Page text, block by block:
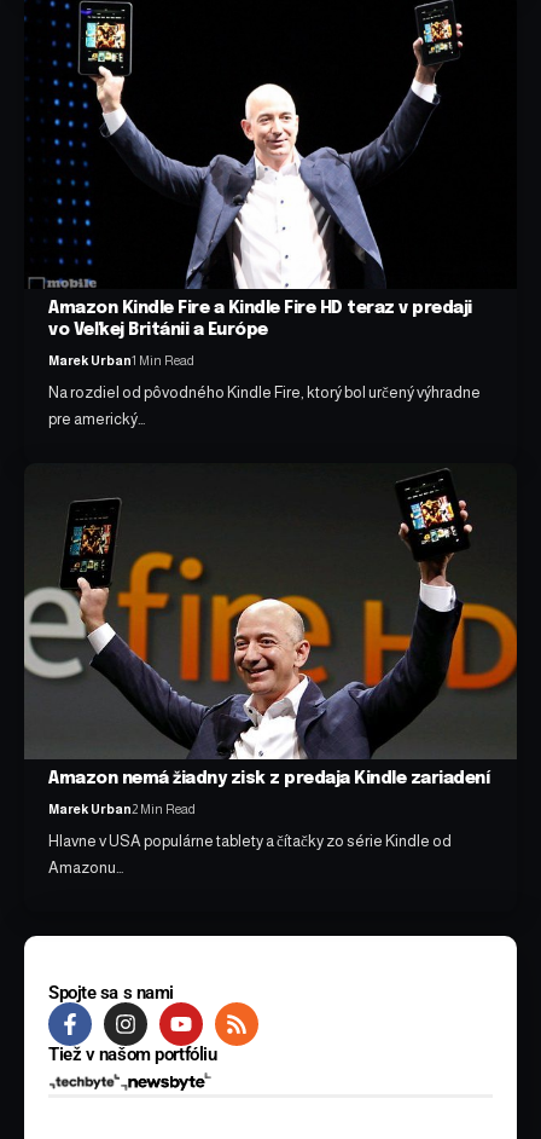
Amazon Kindle Fire a Kindle Fire HD teraz v predaji
vo Veľkej Británii a Európe
Marek Urban1 Min Read
Na rozdiel od pôvodného Kindle Fire, ktorý bol určený výhradne
pre americký…
Amazon nemá žiadny zisk z predaja Kindle zariadení
Marek Urban2 Min Read
Hlavne v USA populárne tablety a čítačky zo série Kindle od
Amazonu…
Spojte sa s nami
Tiež v našom portfóliu